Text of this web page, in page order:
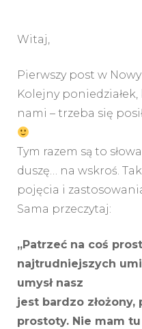
Witaj,
Pierwszy post w
Kolejny
nami – trzeba się
Tym razem są to
duszę… na wskroś.
pojęcia i
Sama przeczytaj:
„Patrzeć na coś
najtrudniejszych
umysł nasz
jest bardzo
prostoty. Nie mam